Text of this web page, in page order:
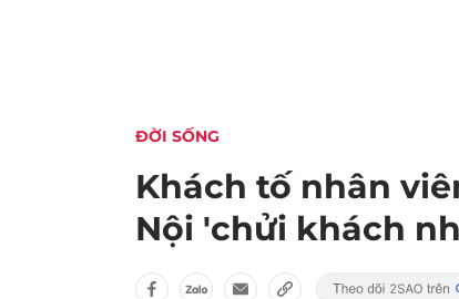
ĐỜI SỐNG
Khách tố nhân
Nội 'chửi khách